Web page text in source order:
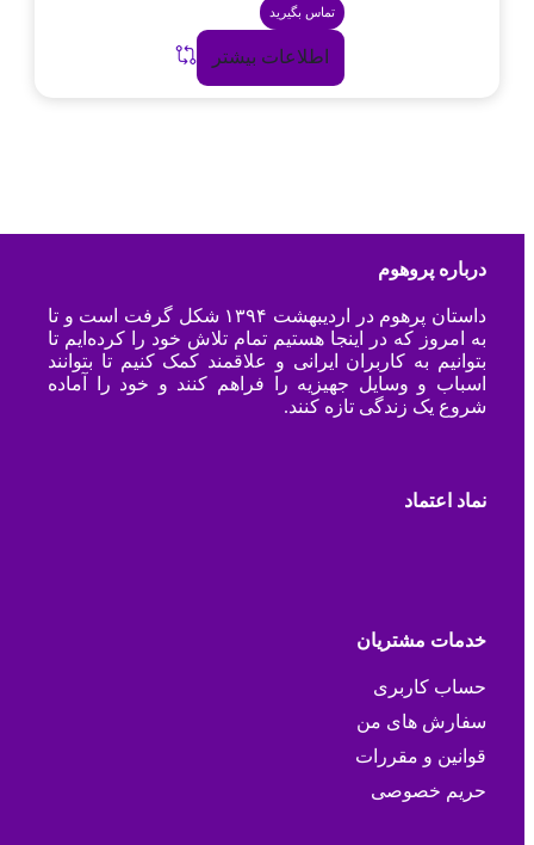
تماس بگیرید
اطلاعات بیشتر
درباره پروهوم
داستان پرهوم در اردیبهشت ۱۳۹۴ شکل گرفت است و تا
به امروز که در اینجا هستیم تمام تلاش خود را کرده‌ایم تا
بتوانیم به کاربران ایرانی و علاقمند کمک کنیم تا بتوانند
اسباب و وسایل جهیزیه را فراهم کنند و خود را آماده
شروع یک زندگی تازه کنند.
نماد اعتماد
خدمات مشتریان
حساب کاربری
سفارش های من
قوانین و مقررات
حریم خصوصی